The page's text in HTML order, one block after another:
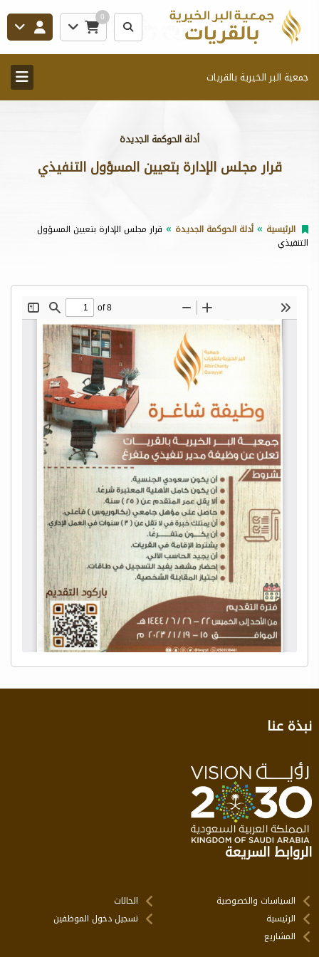
0
جمعية البر الخيرية بالقريات
أدلة الحوكمة الجديدة
قرار مجلس الإدارة بتعيين المسؤول التنفيذي
الرئيسية أدلة الحوكمة الجديدة
قرار مجلس الإدارة بتعيين المسؤول
التنفيذي
نبذة عنا
الروابط السريعة
السياسات والخصوصية
الرئيسية
المشاريع
الحالات
تسجيل دخول الموظفين